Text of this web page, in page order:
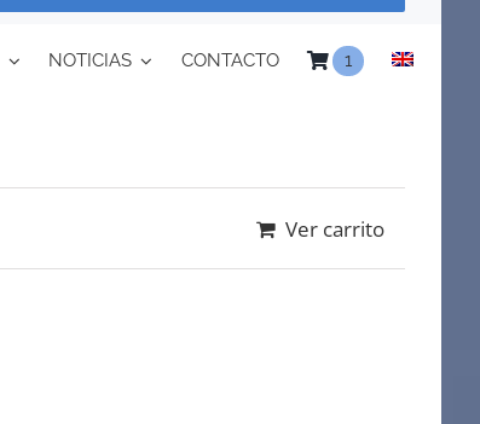
NOTICIAS CONTACTO 1
Ver carrito